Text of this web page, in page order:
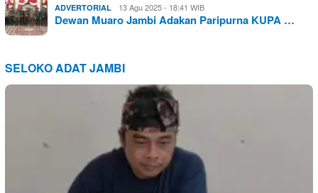
ADVERTORIAL 13 Agu 2025 - 18:41 WIB
Dewan Muaro Jambi Adakan Paripurna KUPA …
SELOKO ADAT JAMBI